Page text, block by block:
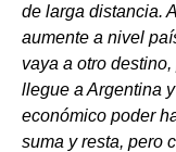
de larga distancia.
aumente a nivel
vaya a otro
llegue a Argentina
económico poder
suma y resta, pero